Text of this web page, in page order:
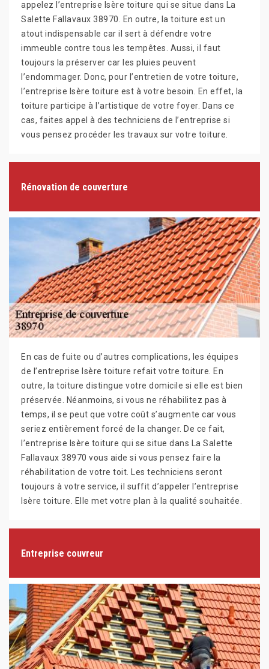
appelez l’entreprise Isère toiture qui se situe dans La
Salette Fallavaux 38970. En outre, la toiture est un
atout indispensable car il sert à défendre votre
immeuble contre tous les tempêtes. Aussi, il faut
toujours la préserver car les pluies peuvent
l’endommager. Donc, pour l’entretien de votre toiture,
l’entreprise Isère toiture est à votre besoin. En effet, la
toiture participe à l’artistique de votre foyer. Dans ce
cas, faites appel à des techniciens de l’entreprise si
vous pensez procéder les travaux sur votre toiture.
Rénovation de couverture
En cas de fuite ou d’autres complications, les équipes
de l’entreprise Isère toiture refait votre toiture. En
outre, la toiture distingue votre domicile si elle est bien
préservée. Néanmoins, si vous ne réhabilitez pas à
temps, il se peut que votre coût s’augmente car vous
seriez entièrement forcé de la changer. De ce fait,
l’entreprise Isère toiture qui se situe dans La Salette
Fallavaux 38970 vous aide si vous pensez faire la
réhabilitation de votre toit. Les techniciens seront
toujours à votre service, il suffit d’appeler l’entreprise
Isère toiture. Elle met votre plan à la qualité souhaitée.
Entreprise couvreur